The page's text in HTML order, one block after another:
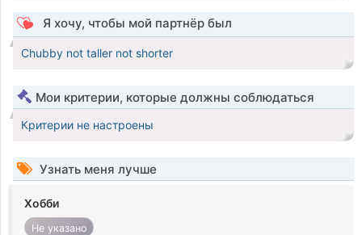
Я хочу, чтобы мой партнёр был
Chubby not taller not shorter
Мои критерии, которые должны соблюдаться
Критерии не настроены
Узнать меня лучше
Хобби
Не указано